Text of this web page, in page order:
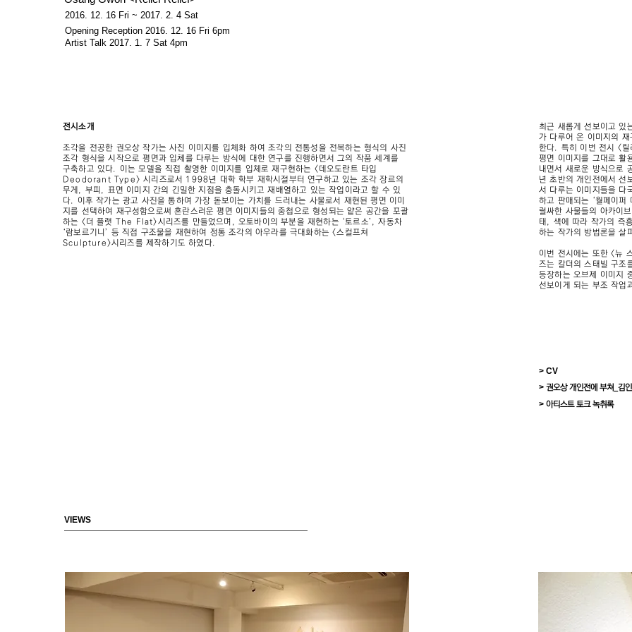
2016. 12. 16 Fri ~ 2017. 2. 4 Sat
Opening Reception 2016. 12. 16 Fri 6pm
Artist Talk 2017. 1. 7 Sat 4pm
전시소개
조각을 전공한 권오상 작가는 사진 이미지를 입체화 하여 조각의 전통성을 전복하는 형식의 사진
조각 형식을 시작으로 평면과 입체를 다루는 방식에 대한 연구를 진행하면서 그의 작품 세계를
구축하고 있다. 이는 모델을 직접 촬영한 이미지를 입체로 재구현하는 <데오도란트 타입
Deodorant Type> 시리즈로서 1998년 대학 학부 재학시절부터 연구하고 있는 조각 장르의
무게, 부피, 표면 이미지 간의 긴밀한 지점을 충돌시키고 재배열하고 있는 작업이라고 할 수 있
다. 이후 작가는 광고 사진을 통하여 가장 돋보이는 가치를 드러내는 사물로서 재현된 평면 이미
지를 선택하여 재구성함으로써 혼란스러운 평면 이미지들의 중첩으로 형성되는 얕은 공간을 포괄
하는 <더 플랫 The Flat>시리즈를 만들었으며, 오토바이의 부분을 재현하는 ‘토르소’, 자동차
‘람보르기니’ 등 직접 구조물을 재현하여 정통 조각의 아우라를 극대화하는 <스컬프쳐
Sculpture>시리즈를 제작하기도 하였다.
최근 새롭게 선보이고
가 다루어 온 이미지의
한다. 특히 이번 전시 <
평면 이미지를 그대로 활
내면서 새로운 방식으로
년 초반의 개인전에서 선
서 다루는 이미지들을 다
하고 판매되는 ‘월페이퍼
럴싸한 사물들의 아카이
태, 색에 따라 작가의 즉
하는 작가의 방법론을 살
이번 전시에는 또한 <뉴
즈는 칼더의 스태빌 구조
등장하는 오브제 이미지
선보이게 되는 부조 작업
> CV
> 권오상 개인전에 부쳐_김
> 아티스트 토크 녹취록
VIEWS